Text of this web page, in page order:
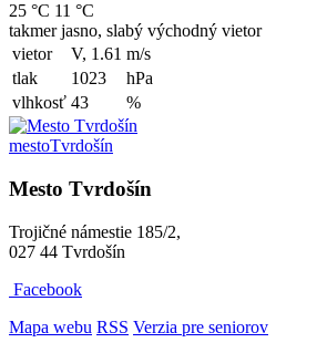
25 °C 11 °C
takmer jasno, slabý východný vietor
vietor
V, 1.61 m/s
tlak
1023
hPa
vlhkosť 43 %
mestoTvrdošín
Mesto Tvrdošín
Trojičné námestie 185/2,
027 44 Tvrdošín
Facebook
Mapa webu RSS Verzia pre seniorov